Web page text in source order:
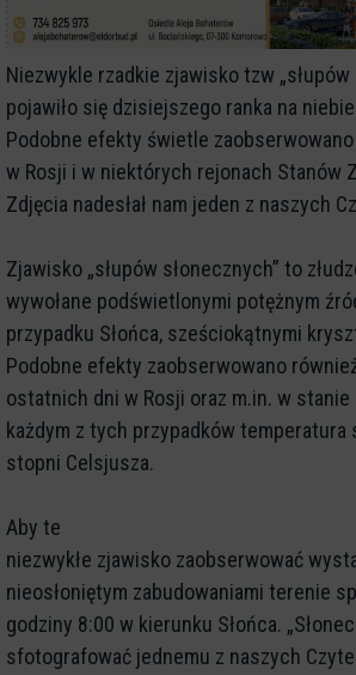
Niezwykle rzadkie zjawisko tzw „słupów
pojawiło się dzisiejszego ranka na
Podobne efekty świetle
w Rosji i w niektórych rejonach Stanów
Zdjęcia nadesłał nam jeden z naszych
Zjawisko „słupów słonecznych” to
wywołane podświetlonymi potężnym
przypadku Słońca, sześciokątnymi
Podobne efekty zaobserwowano
ostatnich dni w Rosji oraz m.in. w stanie
każdym z tych przypadków temperatura
stopni Celsjusza.
Aby te
niezwykłe zjawisko zaobserwować
nieosłoniętym zabudowaniami terenie
godziny 8:00 w kierunku Słońca.
sfotografować jednemu z naszych